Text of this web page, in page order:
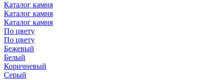
Каталог камня
Каталог камня
Каталог камня
По цвету
По цвету
Бежевый
Белый
Коричневый
Серый